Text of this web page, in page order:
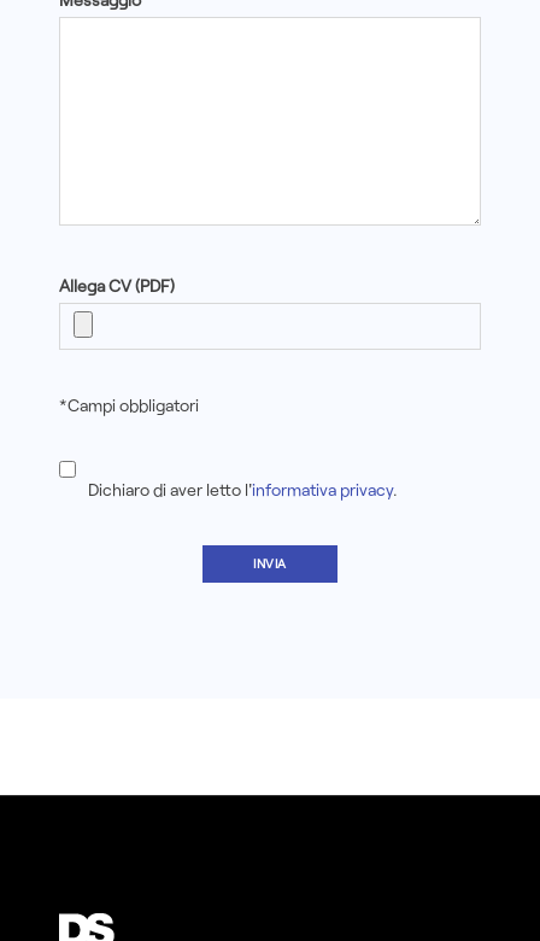
Allega CV (PDF)
*Campi obbligatori
Dichiaro di aver letto l'informativa privacy.